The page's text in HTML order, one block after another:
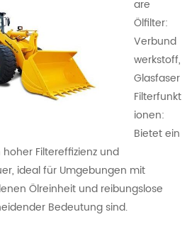
are
Ölfilter:
Verbund
werkstoff,
Glasfaser
Filterfunkt
ionen:
Bietet ein
Filtereffizienz und
ideal für Umgebungen mit
Ölreinheit und reibungslose
Bedeutung sind.